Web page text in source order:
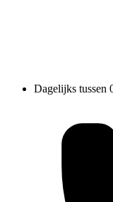
Dagelijks tussen